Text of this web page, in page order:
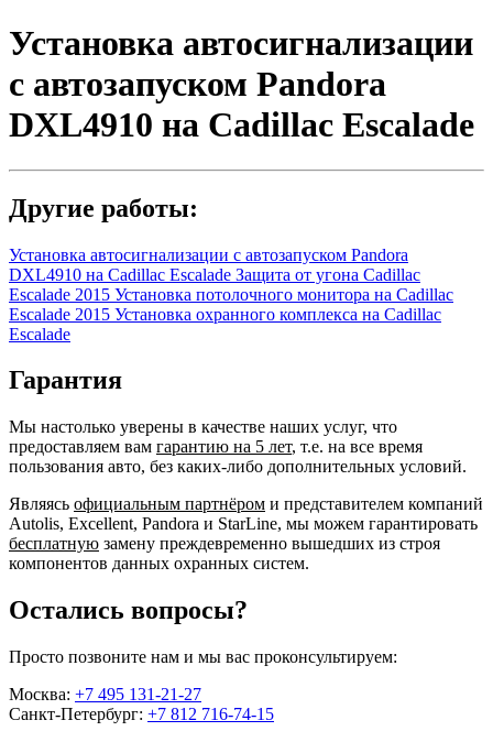
Установка автосигнализации
с автозапуском Pandora
DXL4910 на Cadillac Escalade
Другие работы:
Установка автосигнализации с автозапуском Pandora
DXL4910 на Cadillac Escalade Защита от угона Cadillac
Escalade 2015 Установка потолочного монитора на Cadillac
Escalade 2015 Установка охранного комплекса на Cadillac
Escalade
Гарантия
Мы настолько уверены в качестве наших услуг, что
предоставляем вам гарантию на 5 лет, т.е. на все время
пользования авто, без каких-либо дополнительных условий.
Являясь официальным партнёром и представителем компаний
Autolis, Excellent, Pandora и StarLine, мы можем гарантировать
бесплатную замену преждевременно вышедших из строя
компонентов данных охранных систем.
Остались вопросы?
Просто позвоните нам и мы вас проконсультируем:
Москва: +7 495 131-21-27
Санкт-Петербург: +7 812 716-74-15